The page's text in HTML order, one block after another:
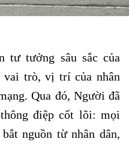
tư tưởng sâu sắc của
trò, vị trí của nhân
Qua đó, Người đã
điệp cốt lõi: mọi
nguồn từ nhân dân,